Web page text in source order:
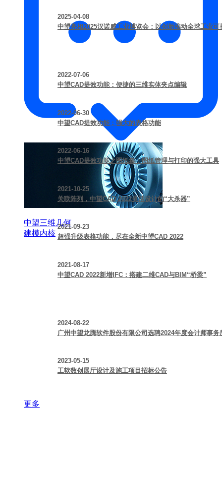
中望三维几何
建模内核
更多
2025-04-08
中望亮相2025汉诺威工业博览会：以创新推动全球工业可
2022-07-06
中望CAD提效功能：便捷的三维实体夹点编辑
2022-06-30
中望CAD提效功能：强大的表格功能
2022-06-16
中望CAD提效功能之图纸集：图纸管理与打印的强大工具
2021-10-25
关联阵列，中望CAD 2022灵活设计的“大杀器”
2021-09-23
超强升级表格功能，尽在全新中望CAD 2022
2021-08-17
中望CAD 2022新增IFC：搭建二维CAD与BIM“桥梁”
2024-08-22
广州中望龙腾软件股份有限公司选聘2024年度会计师事
2023-05-15
工软数创展厅设计及施工项目招标公告